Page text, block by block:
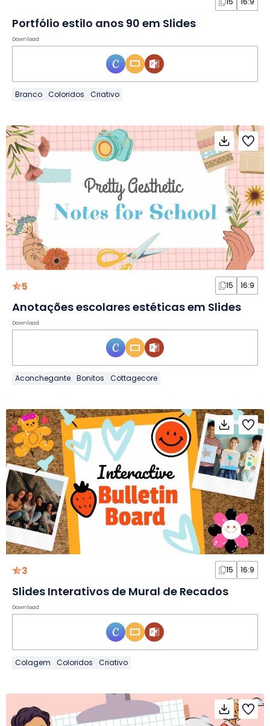
Portfólio estilo anos 90 em Slides
Download
Branco Coloridos Criativo
5 15 16:9
Anotações escolares estéticas em Slides
Download
Aconchegante Bonitos Cottagecore
3 15 16:9
Slides Interativos de Mural de Recados
Download
Colagem Coloridos Criativo